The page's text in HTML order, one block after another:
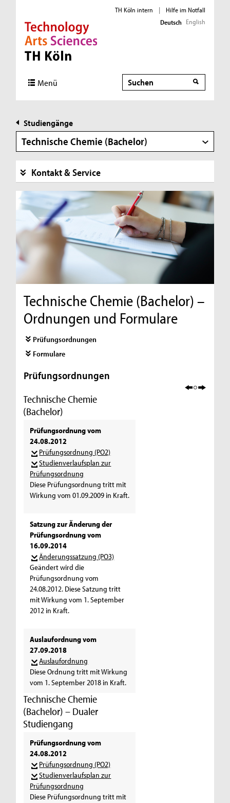
Direkt zur Hauptnavigation
Direkt zur Subnavigation
Direkt zum Inhalt
Direkt zum Fußbereich
TH Köln intern |
Hilfe im Notfall
Deutsch English
Menü Suche
Studiengänge
Technische Chemie (Bachelor)
Kontakt & Service
Technische Chemie (Bachelor) –
Ordnungen und Formulare
Prüfungsordnungen
Formulare
Prüfungsordnungen
Technische Chemie
(Bachelor)
Prüfungsordnung vom
24.08.2012
Prüfungsordnung (PO2)
Studienverlaufsplan zur
Prüfungsordnung
Diese Prüfungsordnung tritt mit
Wirkung vom 01.09.2009 in Kraft.
Satzung zur Änderung der
Prüfungsordnung vom
16.09.2014
Änderungssatzung (PO3)
Geändert wird die
Prüfungsordnung vom
24.08.2012. Diese Satzung tritt
mit Wirkung vom 1. September
2012 in Kraft.
Auslaufordnung vom
27.09.2018
Auslaufordnung
Diese Ordnung tritt mit Wirkung
vom 1. September 2018 in Kraft.
Technische Chemie
(Bachelor) – Dualer
Studiengang
Prüfungsordnung vom
24.08.2012
Prüfungsordnung (PO2)
Studienverlaufsplan zur
Prüfungsordnung
Diese Prüfungsordnung tritt mit